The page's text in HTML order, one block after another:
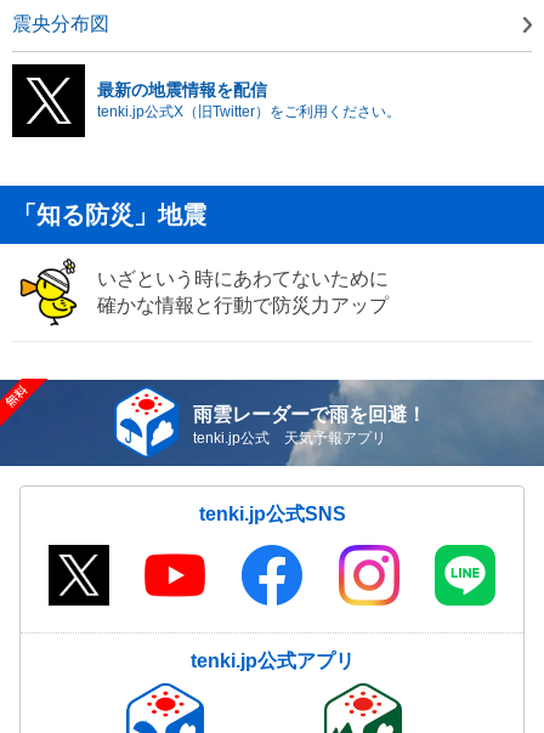
震央分布図
最新の地震情報を配信
tenki.jp公式X（旧Twitter）をご利用ください。
「知る防災」地震
いざという時にあわてないために
確かな情報と行動で防災力アップ
雨雲レーダーで雨を回避！
tenki.jp公式 天気予報アプリ
tenki.jp公式SNS
tenki.jp公式アプリ